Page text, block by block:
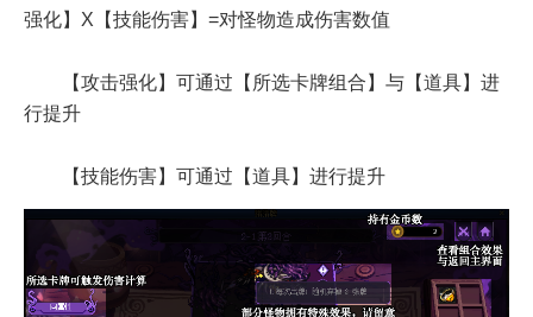
强化】X【技能伤害】=对怪物造成伤害数值
【攻击强化】可通过【所选卡牌组合】与【道具】进
行提升
【技能伤害】可通过【道具】进行提升